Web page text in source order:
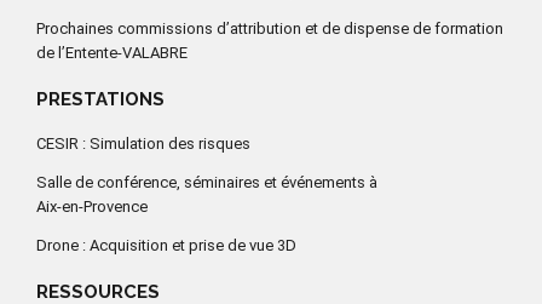
Prochaines commissions d’attribution et de dispense de formation
de l’Entente-VALABRE
PRESTATIONS
CESIR : Simulation des risques
Salle de conférence, séminaires et événements à
Aix-en-Provence
Drone : Acquisition et prise de vue 3D
RESSOURCES